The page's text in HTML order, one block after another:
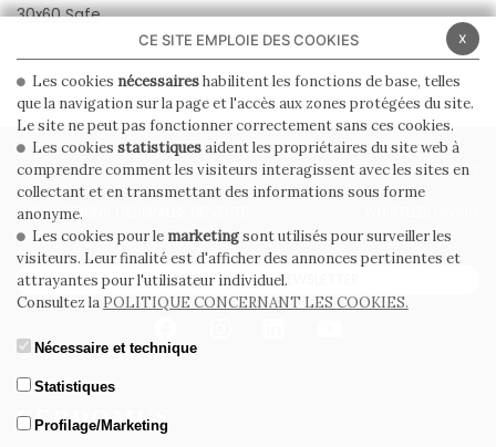
30x60 Safe
PRIVACY POLICY COOKIE POLICY
CONDITIONS GÉNÉRALES DE VENTE
ABONNEZ-VOUS À LA NEWSLETTER
x
CE SITE EMPLOIE DES COOKIES
Les cookies nécessaireshabilitent les fonctions de base, telles
que la navigation sur la page et l'accès aux zones protégées du site.
Le site ne peut pas fonctionner correctement sans ces cookies.
Les cookies statistiquesaident les propriétaires du site web à
comprendre comment les visiteurs interagissent avec les sites en
collectant et en transmettant des informations sous forme
anonyme.
Les cookies pour le marketingsont utilisés pour surveiller les
visiteurs. Leur finalité est d'afficher des annonces pertinentes et
attrayantes pour l'utilisateur individuel.
Consultez la POLITIQUE CONCERNANT LES COOKIES.
Nécessaire et technique
Statistiques
Profilage/Marketing